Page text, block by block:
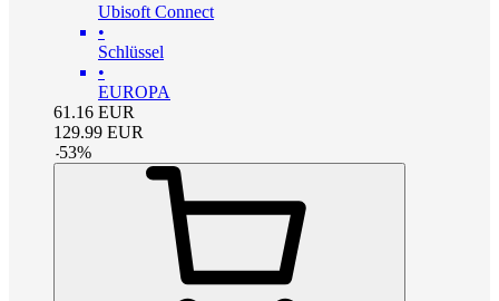
Ubisoft Connect
•
Schlüssel
•
EUROPA
61.16 EUR
129.99 EUR
-53%